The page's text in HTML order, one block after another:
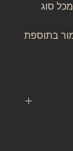
סוג
בתוספת